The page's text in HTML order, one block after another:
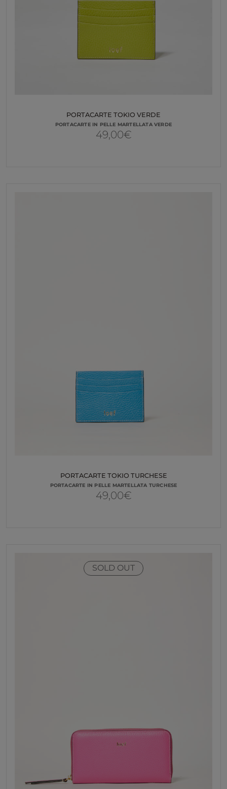
PORTACARTE TOKIO VERDE
PORTACARTE IN PELLE MARTELLATA VERDE
49,00€
PORTACARTE TOKIO TURCHESE
PORTACARTE IN PELLE MARTELLATA TURCHESE
49,00€
SOLD OUT